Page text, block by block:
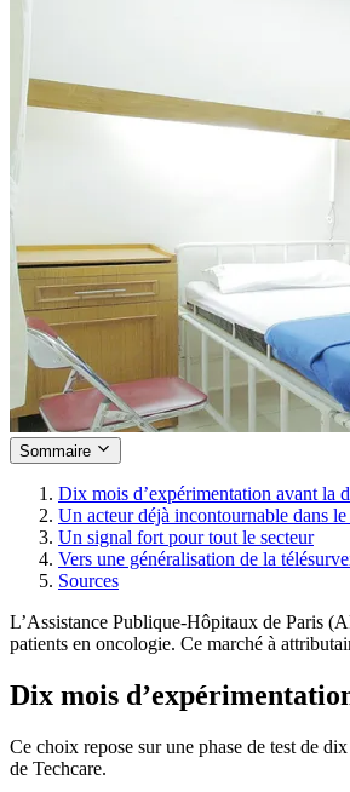
Sommaire
Dix mois d’expérimentation avant la
Un acteur déjà incontournable dans
Un signal fort pour tout le secteur
Vers une généralisation de la
Sources
L’Assistance Publique-Hôpitaux de Paris
patients en oncologie. Ce marché à
Dix mois
Ce choix repose sur une phase de test de
de Techcare.